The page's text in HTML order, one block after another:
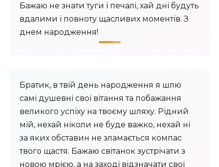
Бажаю не знати туги і печалі, хай дні будуть
вдалими і повноту щасливих моментів. З
днем народження!
Братик, в твій день народження я шлю
самі душевні свої вітання та побажання
великого успіху на твоєму шляху. Рідний
мій, нехай ніколи не буде важко, нехай ні
за яких обставин не зламається компас
твого щастя. Бажаю світанок зустрічати з
новою мрією, а на заході відзначати свої